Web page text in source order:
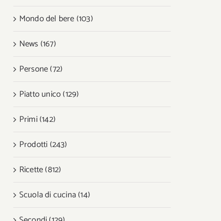
Mondo del bere (103)
News (167)
Persone (72)
Piatto unico (129)
Primi (142)
Prodotti (243)
Ricette (812)
Scuola di cucina (14)